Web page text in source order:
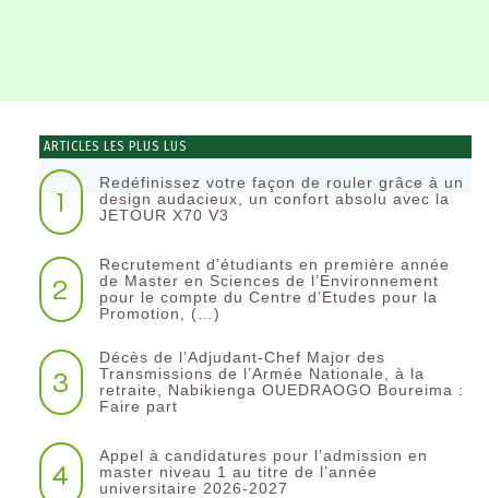
ARTICLES LES PLUS LUS
1
Redéfinissez votre façon de rouler grâce à un
design audacieux, un confort absolu avec la
JETOUR X70 V3
2
Recrutement d’étudiants en première année
de Master en Sciences de l’Environnement
pour le compte du Centre d’Etudes pour la
Promotion, (…)
3
Décès de l’Adjudant-Chef Major des
Transmissions de l’Armée Nationale, à la
retraite, Nabikienga OUEDRAOGO Boureima :
Faire part
4
Appel à candidatures pour l’admission en
master niveau 1 au titre de l’année
universitaire 2026-2027